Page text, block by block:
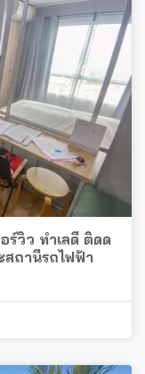
ร์วิว ทำเลดี ติดด
ถานีรถไฟฟ้า